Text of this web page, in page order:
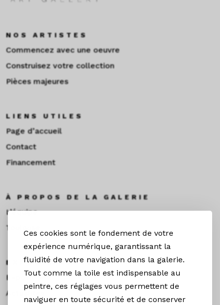
Ces cookies sont le fondement de votre
expérience numérique, garantissant la
fluidité de votre navigation dans la galerie.
Tout comme la toile est indispensable au
peintre, ces réglages vous permettent de
naviguer en toute sécurité et de conserver
NOS ARTISTES
Commencez avec une oeuvre
Construisez votre collection
Pièces majeures
LIENS UTILES
Page d’accueil
Contact
Financement
À PROPOS DE LA GALERIE
L’équipe
Toulouse
EXPOS & ACTUS
Expositions
Actualités